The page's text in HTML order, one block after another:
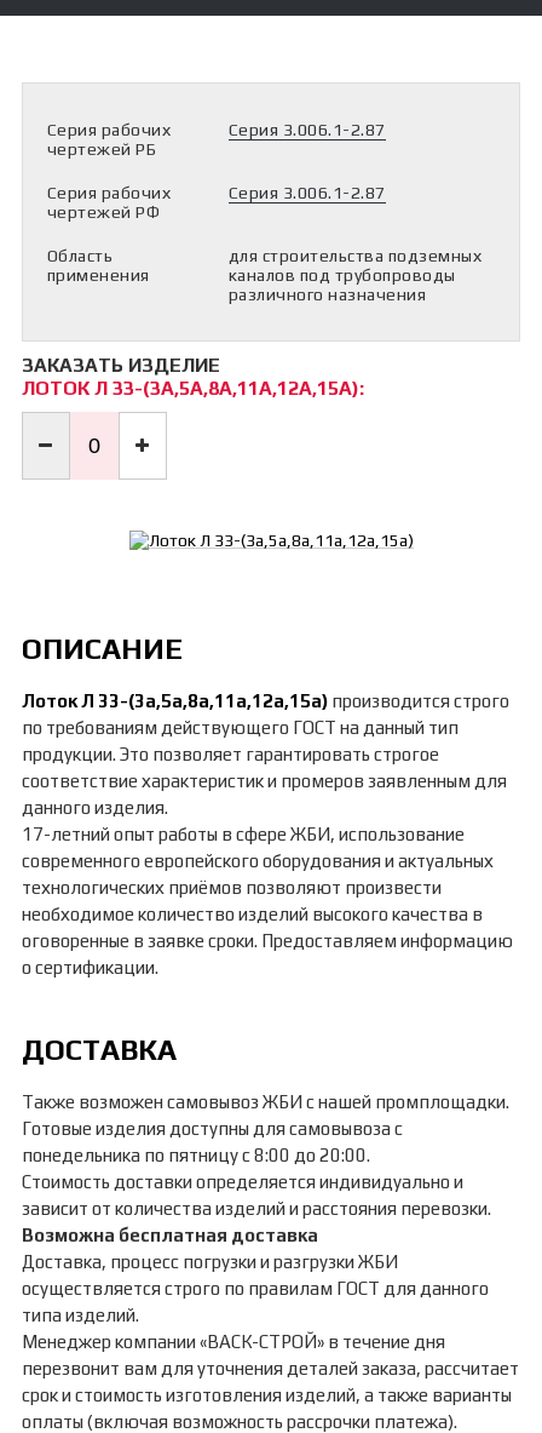
Серия рабочих
чертежей РБ
Серия 3.006.1-2.87
Серия рабочих
чертежей РФ
Серия 3.006.1-2.87
Область
применения
для строительства подземных
каналов под трубопроводы
различного назначения
ЗАКАЗАТЬ ИЗДЕЛИЕ
ЛОТОК Л 33-(3А,5А,8А,11А,12А,15А):
ОПИСАНИЕ
Лоток Л 33-(3а,5а,8а,11а,12а,15а)производится строго
по требованиям действующего ГОСТ на данный тип
продукции. Это позволяет гарантировать строгое
соответствие характеристик и промеров заявленным для
данного изделия.
17-летний опыт работы в сфере ЖБИ, использование
современного европейского оборудования и актуальных
технологических приёмов позволяют произвести
необходимое количество изделий высокого качества в
оговоренные в заявке сроки. Предоставляем информацию
о сертификации.
ДОСТАВКА
Также возможен самовывоз ЖБИ с нашей промплощадки.
Готовые изделия доступны для самовывоза с
понедельника по пятницу с 8:00 до 20:00.
Стоимость доставки определяется индивидуально и
зависит от количества изделий и расстояния перевозки.
Возможна бесплатная доставка
Доставка, процесс погрузки и разгрузки ЖБИ
осуществляется строго по правилам ГОСТ для данного
типа изделий.
Менеджер компании «ВАСК-СТРОЙ» в течение дня
перезвонит вам для уточнения деталей заказа, рассчитает
срок и стоимость изготовления изделий, а также варианты
оплаты (включая возможность рассрочки платежа).
+375
09
vask.by@mail.ru
Viber
|
Telegram
Строительные материалы
Заказать ЖБИ
Рассрочка на ЖБИ
Доставка
Способы оплаты
Контакты